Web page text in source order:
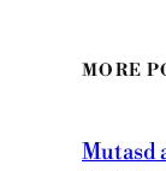
MORE
Mutasd